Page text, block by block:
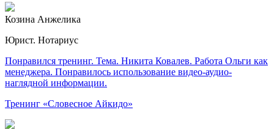
Козина Анжелика
Юрист. Нотариус
Понравился тренинг. Тема. Никита Ковалев. Работа Ольги как
менеджера. Понравилось использование видео-аудио-
наглядной информации.
Тренинг «Словесное Айкидо»